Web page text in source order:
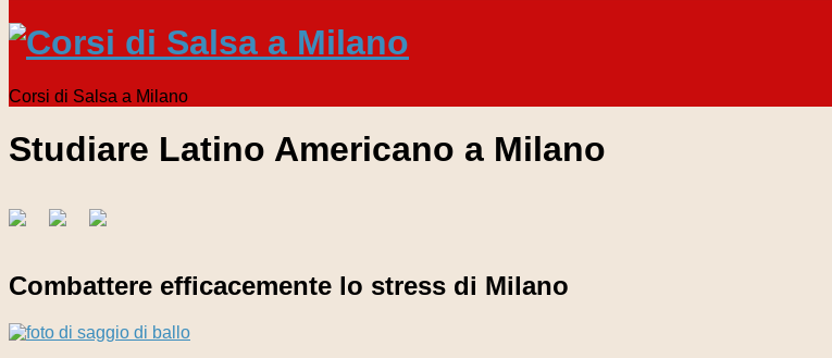
Corsi di Salsa a Milano
Studiare Latino Americano a Milano
Combattere efficacemente lo stress di Milano